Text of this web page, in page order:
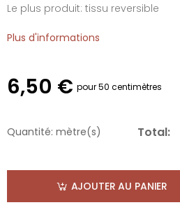
Le plus produit: tissu reversible
Plus d'informations
6,50 € pour 50 centimètres
Quantité: mètre(s) Total:
AJOUTER AU PANIER